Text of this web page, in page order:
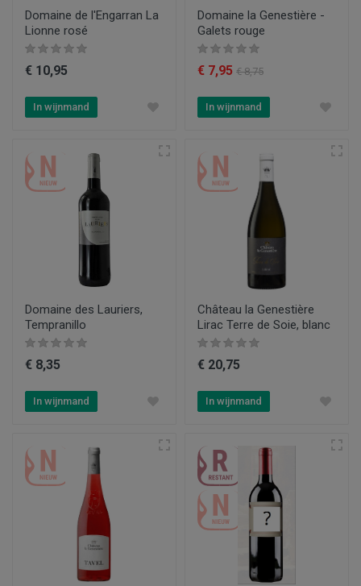
Domaine de l'Engarran La
Lionne rosé
€ 10,95
In wijnmand
Domaine la Genestière -
Galets rouge
€ 7,95 € 8,75
In wijnmand
Domaine des Lauriers,
Tempranillo
€ 8,35
In wijnmand
Château la Genestière
Lirac Terre de Soie, blanc
€ 20,75
In wijnmand